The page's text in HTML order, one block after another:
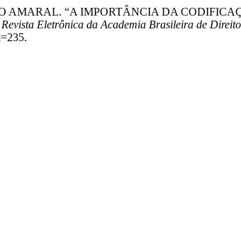
“A IMPORTÂNCIA DA
Eletrônica da Academia Brasileira de